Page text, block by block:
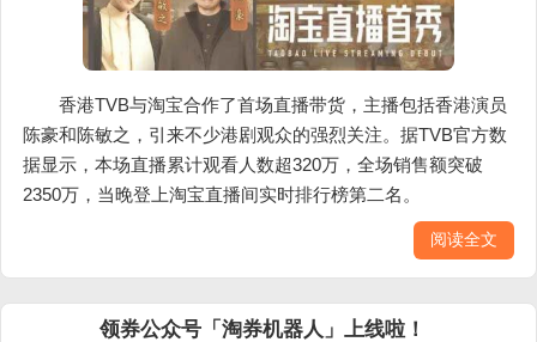
香港TVB与淘宝合作了首场直播带货，主播包括香港演员
陈豪和陈敏之，引来不少港剧观众的强烈关注。据TVB官方数
据显示，本场直播累计观看人数超320万，全场销售额突破
2350万，当晚登上淘宝直播间实时排行榜第二名。
阅读全文
领券公众号「淘券机器人」上线啦！